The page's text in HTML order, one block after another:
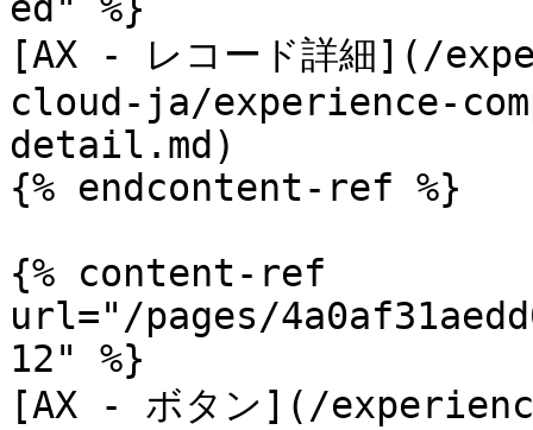
[AX - レコード詳細](/
cloud-ja/experience-
detail.md)
{% endcontent-ref %}
{% content-ref
url="/pages/
12" %}
[AX - ボタン](/